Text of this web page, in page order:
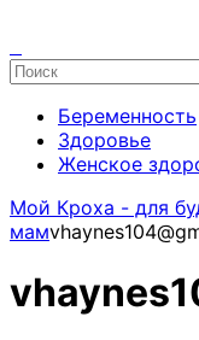
Беременность
Здоровье
Женское
Мой Кроха - для
мам